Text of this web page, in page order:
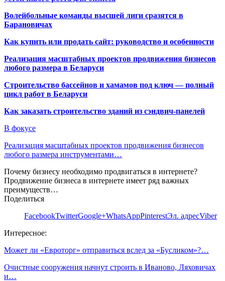
Волейбольные команды высшей лиги сразятся в
Барановичах
Как купить или продать сайт: руководство и особенности
Реализация масштабных проектов продвижения бизнесов
любого размера в Беларуси
Строительство бассейнов и хамамов под ключ — полный
цикл работ в Беларуси
Как заказать строительство зданий из сэндвич-панелей
В фокусе
Реализация масштабных проектов продвижения бизнесов
любого размера инструментами…
Почему бизнесу необходимо продвигаться в интернете?
Продвижение бизнеса в интернете имеет ряд важных
преимуществ…
Поделиться
FacebookTwitterGoogle+WhatsAppPinterestЭл. адресViber
Интересное:
Может ли «Евроторг» отправиться вслед за «Бусликом»?…
Очистные сооружения начнут строить в Иваново, Ляховичах
и…